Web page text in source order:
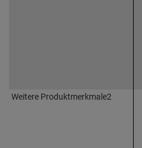
Weitere Produktmerkmale2